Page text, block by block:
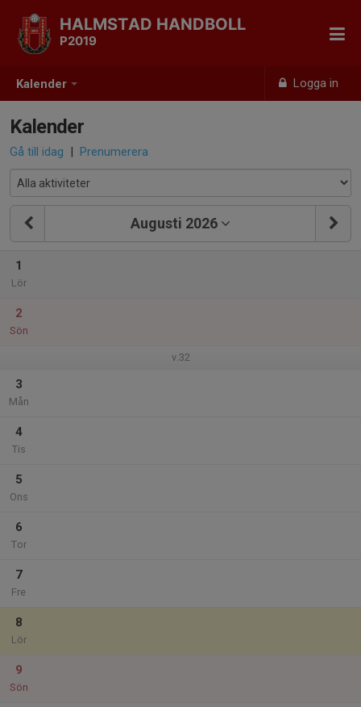
Kalender Logga in
HALMSTAD HANDBOLL
P2019
Kalender
Gå till idag | Prenumerera
Augusti 2026
1
Lör
2
Sön
v.32
3
Mån
4
Tis
5
Ons
6
Tor
7
Fre
8
Lör
9
Sön